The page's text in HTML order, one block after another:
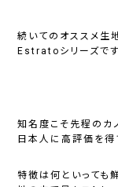
続いてのオススメ生
Estratoシリーズです
知名度こそ先程のカ
日本人に高評価を得
特徴は何といっても